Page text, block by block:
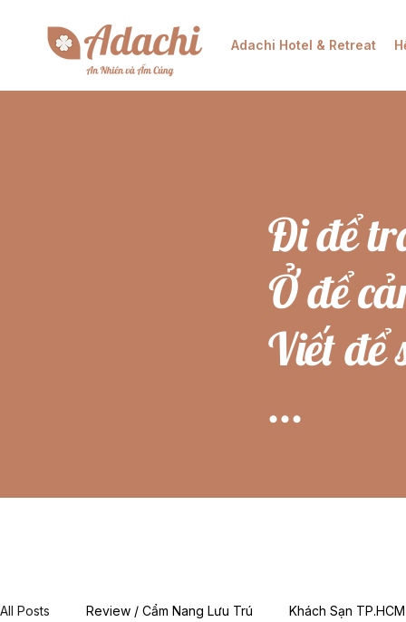
Adachi Hotel & Retreat
Đi để
Ở để
Viết để
...
All Posts Review / Cẩm Nang Lưu Trú Khách Sạn TP.HCM